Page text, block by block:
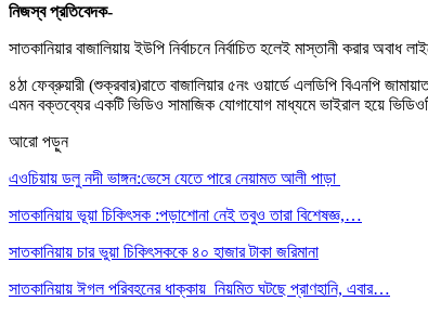
নিজস্ব প্রতিবেদক-
সাতকানিয়ার বাজালিয়ায় ইউপি নির্বাচনে নির্বাচিত হলেই মাস্তানী করার
৪ঠা ফেব্রুয়ারী (শুক্রবার)রাতে বাজালিয়ার ৫নং ওয়ার্ডে এলডিপি বিএনপি
এমন বক্তব্যের একটি ভিডিও সামাজিক যোগাযোগ মাধ্যমে ভাইরাল হয়ে
আরো পড়ুন
এওচিয়ায় ডলু নদী ভাঙ্গন:ভেসে যেতে পারে নেয়ামত আলী পাড়া
সাতকানিয়ায় ভূয়া চিকিৎসক :পড়াশোনা নেই তবুও তারা বিশেষজ্ঞ,…
সাতকানিয়ায় চার ভুয়া চিকিৎসককে ৪০ হাজার টাকা জরিমানা
সাতকানিয়ায় ঈগল পরিবহনের ধাক্কায় নিয়মিত ঘটছে প্রাণহানি, এবার…